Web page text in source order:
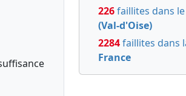
226faillites dans le
(Val-d'Oise)
2284faillites dans
France